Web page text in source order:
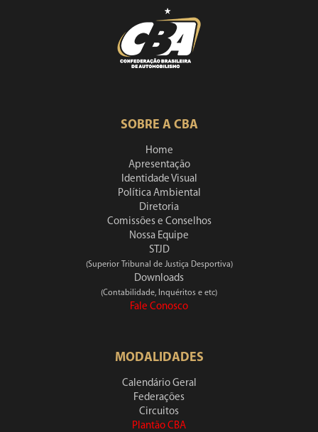
SOBRE A CBA
Home
Apresentação
Identidade Visual
Política Ambiental
Diretoria
Comissões e Conselhos
Nossa Equipe
STJD
(Superior Tribunal de Justiça Desportiva)
Downloads
(Contabilidade, Inquéritos e etc)
Fale Conosco
MODALIDADES
Calendário Geral
Federações
Circuitos
Plantão CBA